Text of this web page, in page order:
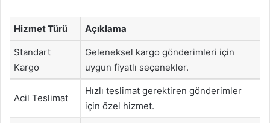
Hizmet Türü Açıklama
Standart
Kargo
Geleneksel kargo gönderimleri için
uygun fiyatlı seçenekler.
Acil Teslimat
Hızlı teslimat gerektiren gönderimler
için özel hizmet.